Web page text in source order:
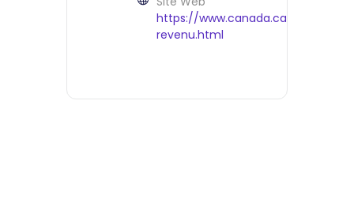
https://www.canada.ca/fr/
revenu.html